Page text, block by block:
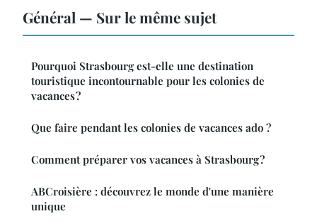
Général — Sur le même sujet
Pourquoi Strasbourg est-elle une destination
touristique incontournable pour les colonies de
vacances ?
Que faire pendant les colonies de vacances ado ?
Comment préparer vos vacances à Strasbourg ?
ABCroisière : découvrez le monde d'une manière
unique